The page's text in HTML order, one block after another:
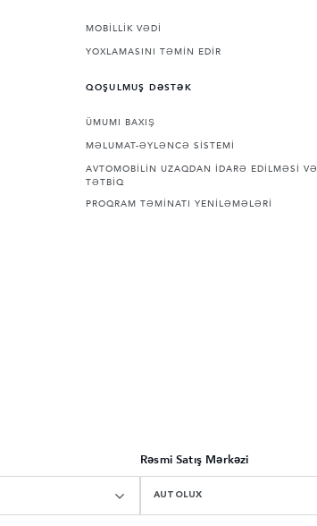
MOBİLLİK VƏDİ
YOXLAMASINI TƏMİN EDİR
QOŞULMUŞ DƏSTƏK
ÜMUMI BAXIŞ
MƏLUMAT-ƏYLƏNCƏ SİSTEMİ
AVTOMOBİLİN UZAQDAN İDARƏ EDİLMƏSİ VƏ
TƏTBİQ
PROQRAM TƏMİNATI YENİLƏMƏLƏRİ
Rəsmi Satış Mərkəzi
AUTOLUX